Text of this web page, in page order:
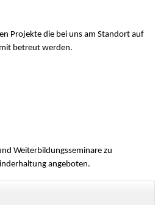
Projekte die bei uns am Standort auf
betreut werden.
Weiterbildungsseminare zu
angeboten.